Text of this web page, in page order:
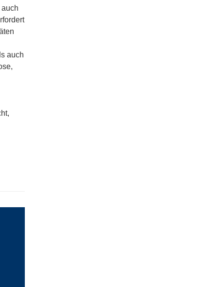
auch